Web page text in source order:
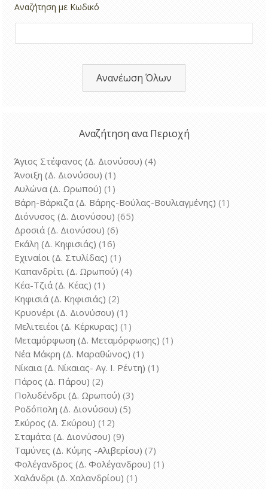
Αναζήτηση με Κωδικό
Ανανέωση Όλων
Αναζήτηση ανα Περιοχή
Άγιος Στέφανος (Δ. Διονύσου) (4)
Άνοιξη (Δ. Διονύσου) (1)
Αυλώνα (Δ. Ωρωπού) (1)
Βάρη-Βάρκιζα (Δ. Βάρης-Βούλας-Βουλιαγμένης) (1)
Διόνυσος (Δ. Διονύσου) (65)
Δροσιά (Δ. Διονύσου) (6)
Εκάλη (Δ. Κηφισιάς) (16)
Εχιναίοι (Δ. Στυλίδας) (1)
Καπανδρίτι (Δ. Ωρωπού) (4)
Κέα-Τζιά (Δ. Κέας) (1)
Κηφισιά (Δ. Κηφισιάς) (2)
Κρυονέρι (Δ. Διονύσου) (1)
Μελιτειέοι (Δ. Κέρκυρας) (1)
Μεταμόρφωση (Δ. Μεταμόρφωσης) (1)
Νέα Μάκρη (Δ. Μαραθώνος) (1)
Νίκαια (Δ. Νίκαιας- Αγ. Ι. Ρέντη) (1)
Πάρος (Δ. Πάρου) (2)
Πολυδένδρι (Δ. Ωρωπού) (3)
Ροδόπολη (Δ. Διονύσου) (5)
Σκύρος (Δ. Σκύρου) (12)
Σταμάτα (Δ. Διονύσου) (9)
Ταμύνες (Δ. Κύμης -Αλιβερίου) (7)
Φολέγανδρος (Δ. Φολέγανδρου) (1)
Χαλάνδρι (Δ. Χαλανδρίου) (1)